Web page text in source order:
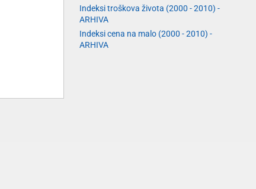
Indeksi troškova života (2000 - 2010) -
ARHIVA
Indeksi cena na malo (2000 - 2010) -
ARHIVA